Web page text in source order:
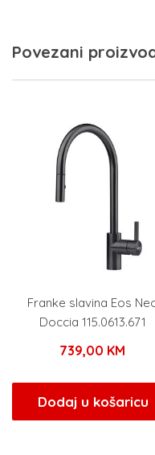
Povezani
Franke slavina Eos
Doccia 115.0613.671
739,00 KM
Dodaj u košaricu